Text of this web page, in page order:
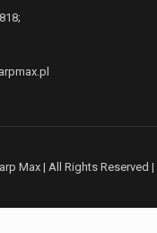
Max | All Rights Reserved |